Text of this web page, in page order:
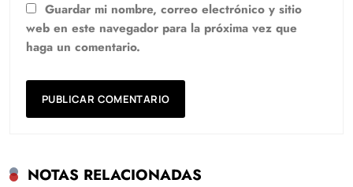
Guardar mi nombre, correo electrónico y sitio
web en este navegador para la próxima vez que
haga un comentario.
NOTAS RELACIONADAS